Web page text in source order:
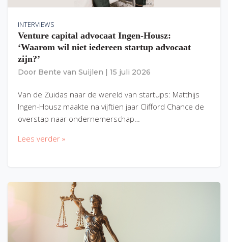
INTERVIEWS
Venture capital advocaat Ingen-Housz:
‘Waarom wil niet iedereen startup advocaat
zijn?’
Door Bente van Suijlen 15 juli 2026
Van de Zuidas naar de wereld van startups: Matthijs
Ingen-Housz maakte na vijftien jaar Clifford Chance de
overstap naar ondernemerschap…
Lees verder »